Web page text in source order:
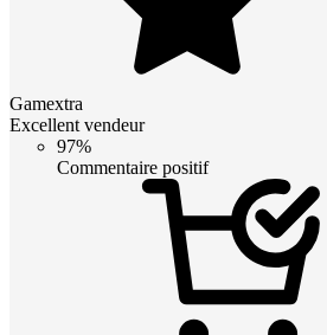
Gamextra
Excellent vendeur
97%
Commentaire positif